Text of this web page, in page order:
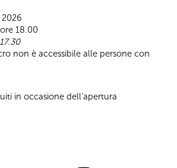
18.00
non è accessibile alle persone con
in occasione dell’apertura